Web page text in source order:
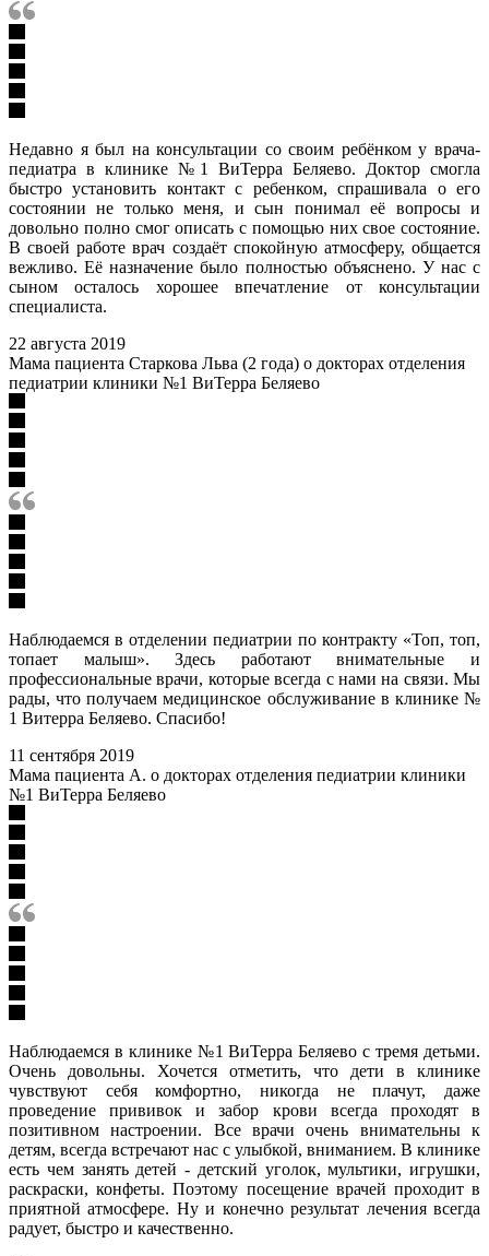
Недавно я был на консультации со своим ребёнком у врача-
педиатра в клинике №1 ВиТерра Беляево. Доктор смогла
быстро установить контакт с ребенком, спрашивала о его
состоянии не только меня, и сын понимал её вопросы и
довольно полно смог описать с помощью них свое состояние.
В своей работе врач создаёт спокойную атмосферу, общается
вежливо. Её назначение было полностью объяснено. У нас с
сыном осталось хорошее впечатление от консультации
специалиста.
22 августа 2019
Мама пациента Старкова Льва (2 года) о докторах отделения
педиатрии клиники №1 ВиТерра Беляево
Наблюдаемся в отделении педиатрии по контракту «Топ, топ,
топает малыш». Здесь работают внимательные и
профессиональные врачи, которые всегда с нами на связи. Мы
рады, что получаем медицинское обслуживание в клинике №
1 Витерра Беляево. Спасибо!
11 сентября 2019
Мама пациента А. о докторах отделения педиатрии клиники
№1 ВиТерра Беляево
Наблюдаемся в клинике №1 ВиТерра Беляево с тремя детьми.
Очень довольны. Хочется отметить, что дети в клинике
чувствуют себя комфортно, никогда не плачут, даже
проведение прививок и забор крови всегда проходят в
позитивном настроении. Все врачи очень внимательны к
детям, всегда встречают нас с улыбкой, вниманием. В клинике
есть чем занять детей - детский уголок, мультики, игрушки,
раскраски, конфеты. Поэтому посещение врачей проходит в
приятной атмосфере. Ну и конечно результат лечения всегда
радует, быстро и качественно.